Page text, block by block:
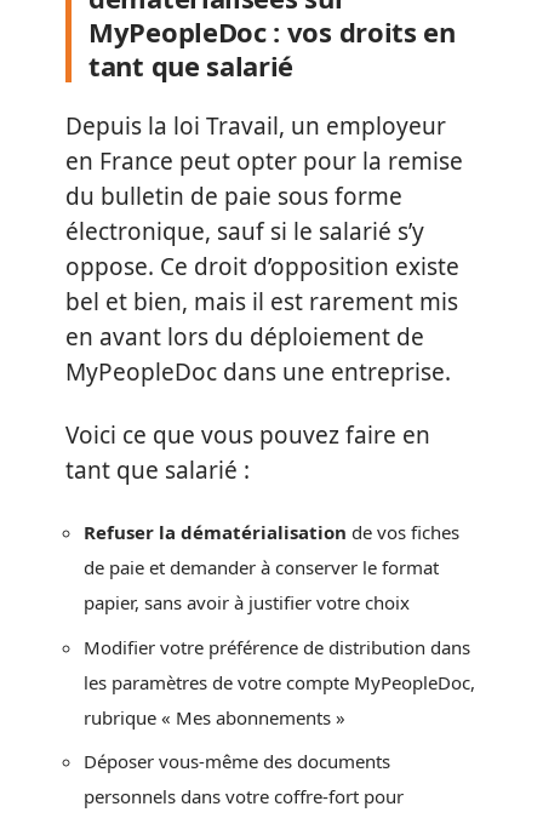
MyPeopleDoc : vos droits en
tant que salarié
Depuis la loi Travail, un employeur
en France peut opter pour la remise
du bulletin de paie sous forme
électronique, sauf si le salarié s’y
oppose. Ce droit d’opposition existe
bel et bien, mais il est rarement mis
en avant lors du déploiement de
MyPeopleDoc dans une entreprise.
Voici ce que vous pouvez faire en
tant que salarié :
Refuser la dématérialisation de vos fiches
de paie et demander à conserver le format
papier, sans avoir à justifier votre choix
Modifier votre préférence de distribution dans
les paramètres de votre compte MyPeopleDoc,
rubrique « Mes abonnements »
Déposer vous-même des documents
personnels dans votre coffre-fort pour